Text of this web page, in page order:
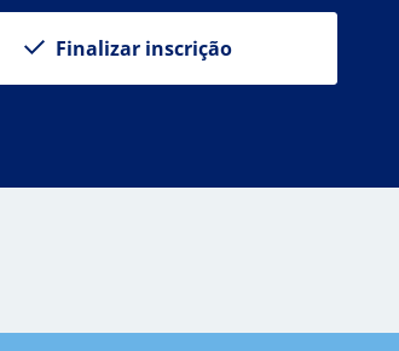
Finalizar inscrição